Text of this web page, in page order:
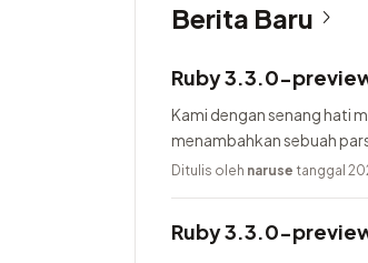
Berita Baru
Ruby 3.3.0-
Kami dengan senang hati
menambahkan sebuah
generator, menambahkan
Ditulis oleh naruse tanggal
Ruby 3.3.0-